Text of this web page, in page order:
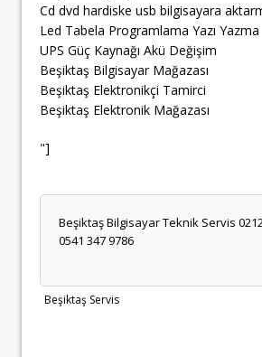
Cd dvd hardiske usb bilgisayara
Led Tabela Programlama Yazı Yazma
UPS Güç Kaynağı Akü Değişim
Beşiktaş Bilgisayar Mağazası
Beşiktaş Elektronikçi Tamirci
Beşiktaş Elektronik Mağazası
"]
Beşiktaş Bilgisayar Teknik Servis
0541 347 9786
Beşiktaş Servis